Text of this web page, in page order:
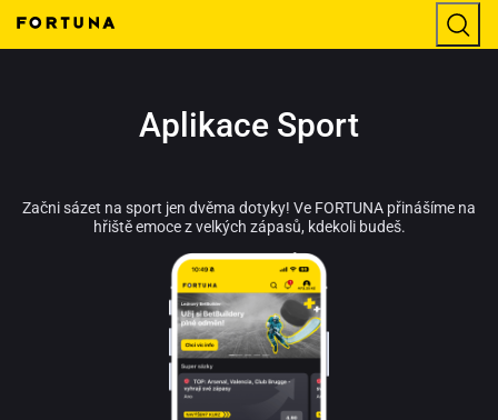
Aplikace Sport
Začni sázet na sport jen dvěma dotyky! Ve FORTUNA přinášíme na
hřiště emoce z velkých zápasů, kdekoli budeš.